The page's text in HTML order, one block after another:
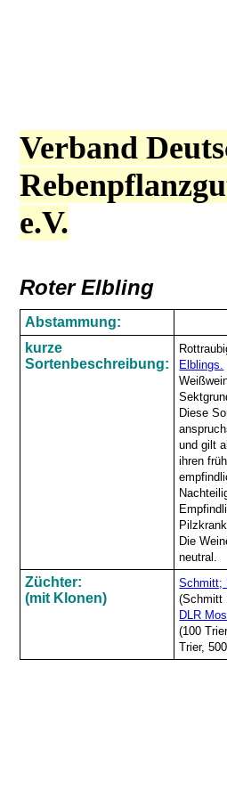
Verband
e.V.
Roter Elbling
Abstammung:
kurze
Sortenbeschreibung:
Elblings.
Diese
und gilt
ihren
Die
neutral.
Züchter:
(mit Klonen)
Schmitt;
(Schmitt
DLR
(100
Trier,